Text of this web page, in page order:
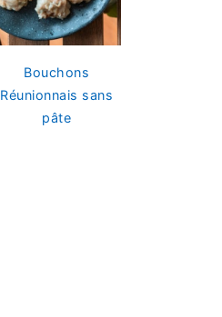
Bouchons
Réunionnais sans
pâte